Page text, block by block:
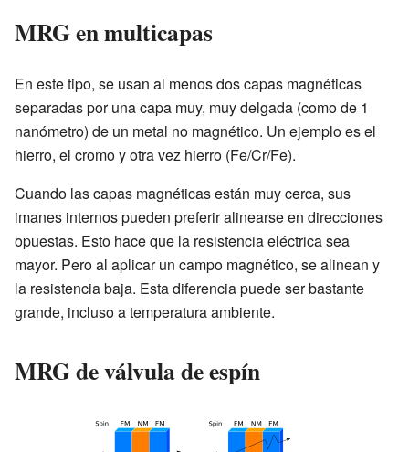
MRG en multicapas
En este tipo, se usan al menos dos capas magnéticas
separadas por una capa muy, muy delgada (como de 1
nanómetro) de un metal no magnético. Un ejemplo es el
hierro, el cromo y otra vez hierro (Fe/Cr/Fe).
Cuando las capas magnéticas están muy cerca, sus
imanes internos pueden preferir alinearse en direcciones
opuestas. Esto hace que la resistencia eléctrica sea
mayor. Pero al aplicar un campo magnético, se alinean y
la resistencia baja. Esta diferencia puede ser bastante
grande, incluso a temperatura ambiente.
MRG de válvula de espín